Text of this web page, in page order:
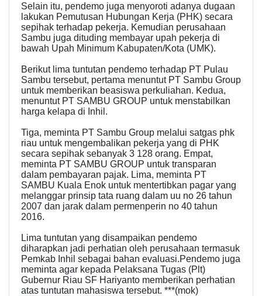
Selain itu, pendemo juga menyoroti adanya dugaan
lakukan Pemutusan Hubungan Kerja (PHK) secara
sepihak terhadap pekerja. Kemudian perusahaan
Sambu juga dituding membayar upah pekerja di
bawah Upah Minimum Kabupaten/Kota (UMK).
Berikut lima tuntutan pendemo terhadap PT Pulau
Sambu tersebut, pertama menuntut PT Sambu Group
untuk memberikan beasiswa perkuliahan. Kedua,
menuntut PT SAMBU GROUP untuk menstabilkan
harga kelapa di Inhil.
Tiga, meminta PT Sambu Group melalui satgas phk
riau untuk mengembalikan pekerja yang di PHK
secara sepihak sebanyak 3 128 orang. Empat,
meminta PT SAMBU GROUP untuk transparan
dalam pembayaran pajak. Lima, meminta PT
SAMBU Kuala Enok untuk mentertibkan pagar yang
melanggar prinsip tata ruang dalam uu no 26 tahun
2007 dan jarak dalam permenperin no 40 tahun
2016.
Lima tuntutan yang disampaikan pendemo
diharapkan jadi perhatian oleh perusahaan termasuk
Pemkab Inhil sebagai bahan evaluasi.Pendemo juga
meminta agar kepada Pelaksana Tugas (Plt)
Gubernur Riau SF Hariyanto memberikan perhatian
atas tuntutan mahasiswa tersebut. ***(mok)